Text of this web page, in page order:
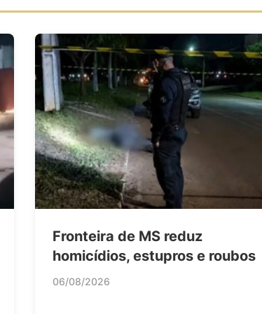
Fronteira de MS reduz
homicídios, estupros e roubos
06/08/2026